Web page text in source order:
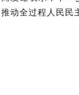
推动全过程人民民